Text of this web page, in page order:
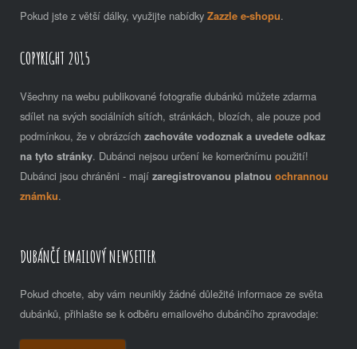
Pokud jste z větší dálky, využijte nabídky Zazzle e-shopu.
COPYRIGHT 2015
Všechny na webu publikované fotografie dubánků můžete zdarma
sdílet na svých sociálních sítích, stránkách, blozích, ale pouze pod
podmínkou, že v obrázcích zachováte vodoznak a uvedete odkaz
na tyto stránky. Dubánci nejsou určení ke komerčnímu použití!
Dubánci jsou chráněni - mají zaregistrovanou platnou ochrannou
známku.
DUBÁNČÍ EMAILOVÝ NEWSETTER
Pokud chcete, aby vám neunikly žádné důležité informace ze světa
dubánků, přihlašte se k odběru emailového dubánčího zpravodaje: